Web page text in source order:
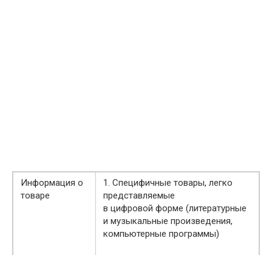
Информация о
товаре
1. Специфичные товары, легко
представляемые
в цифровой форме (литературные
и музыкальные произведения,
компьютерные программы)